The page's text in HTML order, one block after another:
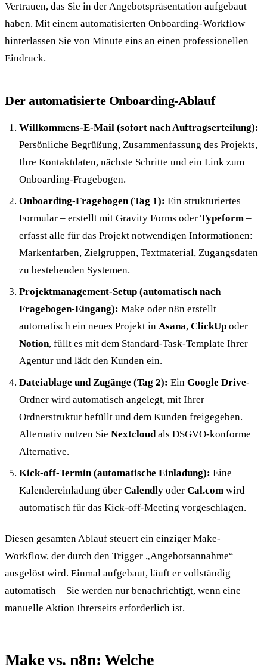
Vertrauen, das Sie in der Angebotspräsentation aufgebaut
haben. Mit einem automatisierten Onboarding-Workflow
hinterlassen Sie von Minute eins an einen professionellen
Eindruck.
Der automatisierte Onboarding-Ablauf
Willkommens-E-Mail (sofort nach Auftragserteilung):
Persönliche Begrüßung, Zusammenfassung des Projekts,
Ihre Kontaktdaten, nächste Schritte und ein Link zum
Onboarding-Fragebogen.
Onboarding-Fragebogen (Tag 1): Ein strukturiertes
Formular – erstellt mit Gravity Forms oder Typeform–
erfasst alle für das Projekt notwendigen Informationen:
Markenfarben, Zielgruppen, Textmaterial, Zugangsdaten
zu bestehenden Systemen.
Projektmanagement-Setup (automatisch nach
Fragebogen-Eingang): Make oder n8n erstellt
automatisch ein neues Projekt in Asana, ClickUpoder
Notion, füllt es mit dem Standard-Task-Template Ihrer
Agentur und lädt den Kunden ein.
Dateiablage und Zugänge (Tag 2): Ein Google Drive-
Ordner wird automatisch angelegt, mit Ihrer
Ordnerstruktur befüllt und dem Kunden freigegeben.
Alternativ nutzen Sie Nextcloudals DSGVO-konforme
Alternative.
Kick-off-Termin (automatische Einladung): Eine
Kalendereinladung über Calendlyoder Cal.comwird
automatisch für das Kick-off-Meeting vorgeschlagen.
Diesen gesamten Ablauf steuert ein einziger Make-
Workflow, der durch den Trigger „Angebotsannahme“
ausgelöst wird. Einmal aufgebaut, läuft er vollständig
automatisch – Sie werden nur benachrichtigt, wenn eine
manuelle Aktion Ihrerseits erforderlich ist.
Make vs. n8n: Welche